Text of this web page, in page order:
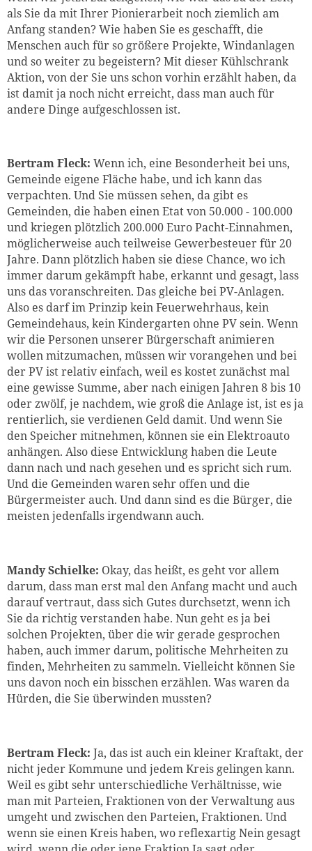
als Sie da mit Ihrer Pionierarbeit noch ziemlich am
Anfang standen? Wie haben Sie es geschafft, die
Menschen auch für so größere Projekte, Windanlagen
und so weiter zu begeistern? Mit dieser Kühlschrank
Aktion, von der Sie uns schon vorhin erzählt haben, da
ist damit ja noch nicht erreicht, dass man auch für
andere Dinge aufgeschlossen ist.
Bertram Fleck: Wenn ich, eine Besonderheit bei uns,
Gemeinde eigene Fläche habe, und ich kann das
verpachten. Und Sie müssen sehen, da gibt es
Gemeinden, die haben einen Etat von 50.000 - 100.000
und kriegen plötzlich 200.000 Euro Pacht-Einnahmen,
möglicherweise auch teilweise Gewerbesteuer für 20
Jahre. Dann plötzlich haben sie diese Chance, wo ich
immer darum gekämpft habe, erkannt und gesagt, lass
uns das voranschreiten. Das gleiche bei PV-Anlagen.
Also es darf im Prinzip kein Feuerwehrhaus, kein
Gemeindehaus, kein Kindergarten ohne PV sein. Wenn
wir die Personen unserer Bürgerschaft animieren
wollen mitzumachen, müssen wir vorangehen und bei
der PV ist relativ einfach, weil es kostet zunächst mal
eine gewisse Summe, aber nach einigen Jahren 8 bis 10
oder zwölf, je nachdem, wie groß die Anlage ist, ist es ja
rentierlich, sie verdienen Geld damit. Und wenn Sie
den Speicher mitnehmen, können sie ein Elektroauto
anhängen. Also diese Entwicklung haben die Leute
dann nach und nach gesehen und es spricht sich rum.
Und die Gemeinden waren sehr offen und die
Bürgermeister auch. Und dann sind es die Bürger, die
meisten jedenfalls irgendwann auch.
Mandy Schielke: Okay, das heißt, es geht vor allem
darum, dass man erst mal den Anfang macht und auch
darauf vertraut, dass sich Gutes durchsetzt, wenn ich
Sie da richtig verstanden habe. Nun geht es ja bei
solchen Projekten, über die wir gerade gesprochen
haben, auch immer darum, politische Mehrheiten zu
finden, Mehrheiten zu sammeln. Vielleicht können Sie
uns davon noch ein bisschen erzählen. Was waren da
Hürden, die Sie überwinden mussten?
Bertram Fleck: Ja, das ist auch ein kleiner Kraftakt, der
nicht jeder Kommune und jedem Kreis gelingen kann.
Weil es gibt sehr unterschiedliche Verhältnisse, wie
man mit Parteien, Fraktionen von der Verwaltung aus
umgeht und zwischen den Parteien, Fraktionen. Und
wenn sie einen Kreis haben, wo reflexartig Nein gesagt